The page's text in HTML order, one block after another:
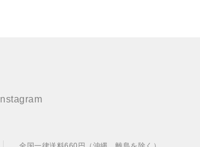
Instagram